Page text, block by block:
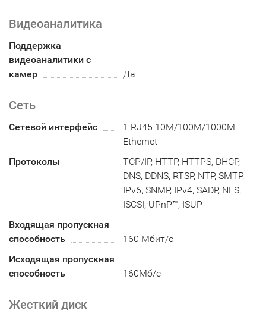
Видеоаналитика
Поддержка
видеоаналитики с
камер
Да
Сеть
Сетевой интерфейс
1 RJ45 10M/100M/1000M
Ethernet
Протоколы
TCP/IP, HTTP, HTTPS, DHCP,
DNS, DDNS, RTSP, NTP, SMTP,
IPv6, SNMP, IPv4, SADP, NFS,
ISCSI, UPnP™, ISUP
Входящая пропускная
способность
160 Мбит/с
Исходящая пропускная
способность
160Мб/с
Жесткий диск